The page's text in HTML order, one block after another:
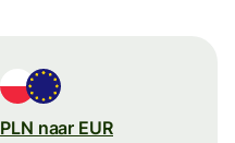
PLN naar EUR